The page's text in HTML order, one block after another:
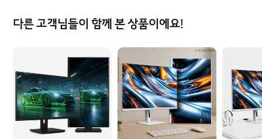
다른 고객님들이 함께 본 상품이에요!